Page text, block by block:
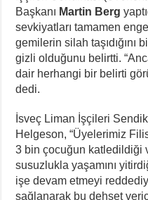
Başkanı Martin Berg
sevkiyatları tamamen
gemilerin silah taşıdığını
gizli olduğunu belirtti.
dair herhangi bir belirti
dedi.
İsveç Liman İşçileri
Helgeson, “Üyelerimiz
3 bin çocuğun katledildiği
susuzlukla yaşamını
işe devam etmeyi
sağlanarak bu dehşet